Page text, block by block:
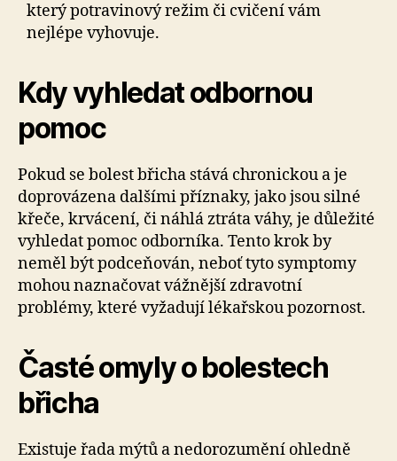
který potravinový režim či cvičení vám
nejlépe vyhovuje.
Kdy vyhledat odbornou
pomoc
Pokud se bolest břicha stává chronickou a je
doprovázena dalšími příznaky, jako jsou silné
křeče, krvácení, či náhlá ztráta váhy, je důležité
vyhledat pomoc odborníka. Tento krok by
neměl být podceňován, neboť tyto symptomy
mohou naznačovat vážnější zdravotní
problémy, které vyžadují lékařskou pozornost.
Časté omyly o bolestech
břicha
Existuje řada mýtů a nedorozumění ohledně